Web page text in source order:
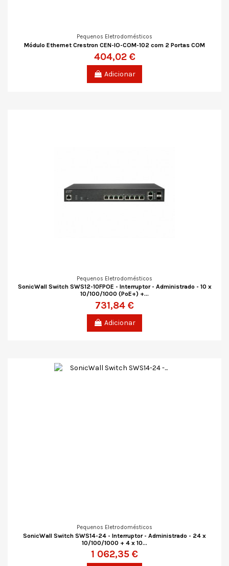
Pequenos Eletrodomésticos
Módulo Ethernet Crestron CEN-IO-COM-102 com 2 Portas COM
404,02 €
Adicionar
Pequenos Eletrodomésticos
SonicWall Switch SWS12-10FPOE - Interruptor - Administrado - 10 x
10/100/1000 (PoE+) +...
731,84 €
Adicionar
Pequenos Eletrodomésticos
SonicWall Switch SWS14-24 - Interruptor - Administrado - 24 x
10/100/1000 + 4 x 10...
1 062,35 €